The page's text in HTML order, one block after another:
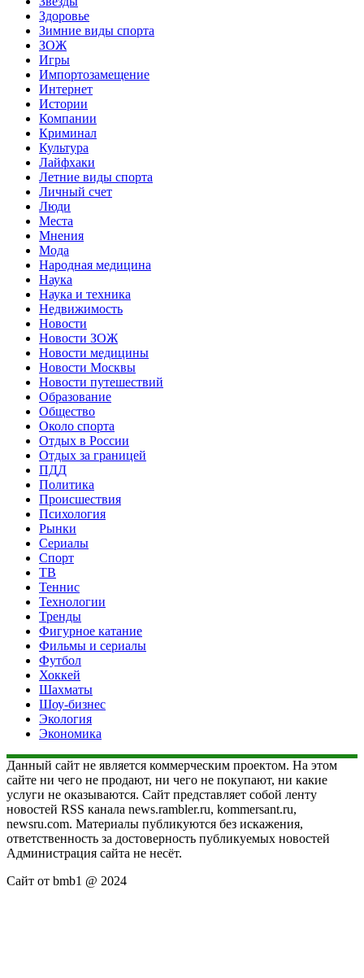
Здоровье
Зимние виды спорта
ЗОЖ
Игры
Импортозамещение
Интернет
Истории
Компании
Криминал
Культура
Лайфхаки
Летние виды спорта
Личный счет
Люди
Места
Мнения
Мода
Народная медицина
Наука
Наука и техника
Недвижимость
Новости
Новости ЗОЖ
Новости медицины
Новости Москвы
Новости путешествий
Образование
Общество
Около спорта
Отдых в России
Отдых за границей
ПДД
Политика
Происшествия
Психология
Рынки
Сериалы
Спорт
ТВ
Теннис
Технологии
Тренды
Фигурное катание
Фильмы и сериалы
Футбол
Хоккей
Шахматы
Шоу-бизнес
Экология
Экономика
Данный сайт не является коммерческим проектом. На этом
сайте ни чего не продают, ни чего не покупают, ни какие
услуги не оказываются. Сайт представляет собой ленту
новостей RSS канала news.rambler.ru, kommersant.ru,
newsru.com. Материалы публикуются без искажения,
ответственность за достоверность публикуемых новостей
Администрация сайта не несёт.
Сайт от bmb1 @ 2024